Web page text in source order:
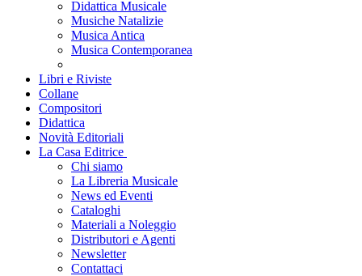
Didattica Musicale
Musiche Natalizie
Musica Antica
Musica Contemporanea
Libri e Riviste
Collane
Compositori
Didattica
Novità Editoriali
La Casa Editrice
Chi siamo
La Libreria Musicale
News ed Eventi
Cataloghi
Materiali a Noleggio
Distributori e Agenti
Newsletter
Contattaci